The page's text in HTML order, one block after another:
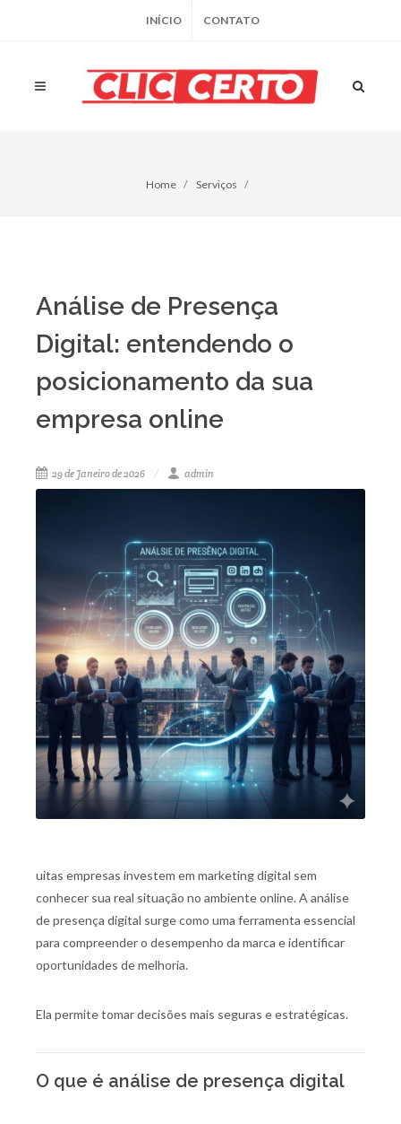
INÍCIO CONTATO
Home Serviços
Análise de Presença
Digital: entendendo o
posicionamento da sua
empresa online
29 de Janeiro de 2026 admin
uitas empresas investem em marketing digital sem
conhecer sua real situação no ambiente online. A análise
de presença digital surge como uma ferramenta essencial
para compreender o desempenho da marca e identificar
oportunidades de melhoria.
Ela permite tomar decisões mais seguras e estratégicas.
O que é análise de presença digital